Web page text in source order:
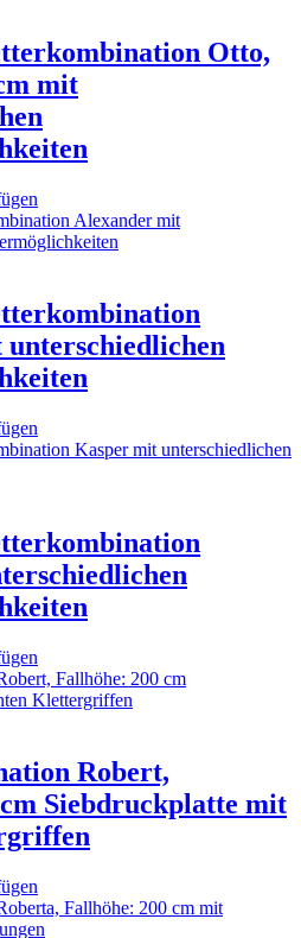
Otto,
mit
Robert,
Siebdruckplatte mit